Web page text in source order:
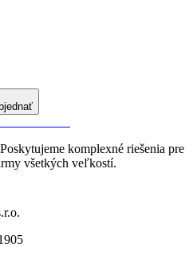
komplexné riešenia pre
všetkých veľkostí.